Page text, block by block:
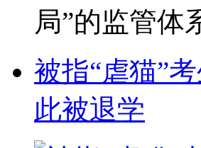
局”的监管体
被指“虐猫”
此被退学